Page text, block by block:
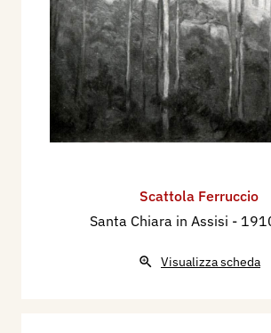
Scattola Ferruccio
Santa Chiara in Assisi -
Visualizza scheda